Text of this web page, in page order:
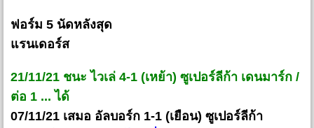
ฟอร์ม 5 นัดหลังสุด
แรนเดอร์ส
21/11/21 ชนะ ไวเล่ 4-1 (เหย้า) ซูเปอร์ลีก้า เดนมาร์ก /
ต่อ 1 ... ได้
07/11/21 เสมอ อัลบอร์ก 1-1 (เยือน) ซูเปอร์ลีก้า